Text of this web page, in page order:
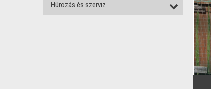
Húrozás és szerviz